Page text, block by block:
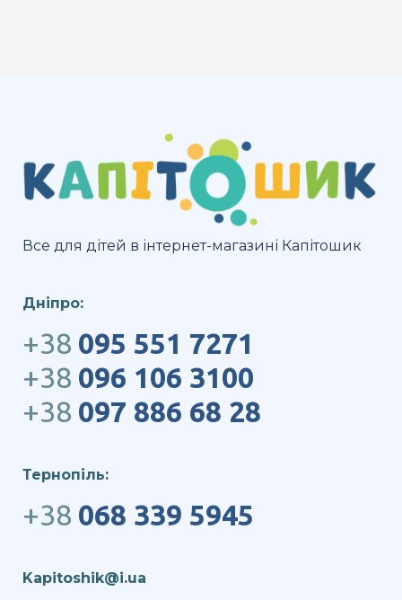
Все для дітей в інтернет-магазині Капітошик
Дніпро:
+38 095 551 7271
+38 096 106 3100
+38 097 886 68 28
Тернопіль:
+38 068 339 5945
Kapitoshik@i.ua